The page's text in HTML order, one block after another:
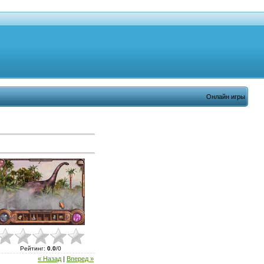
Онлайн игры
Рейтинг: 0.0/0
« Назад Вперед »